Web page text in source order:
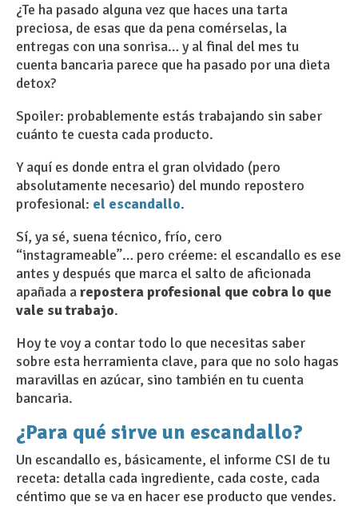
¿Te ha pasado alguna vez que haces una tarta
preciosa, de esas que da pena comérselas, la
entregas con una sonrisa… y al final del mes tu
cuenta bancaria parece que ha pasado por una dieta
detox?
Spoiler: probablemente estás trabajando sin saber
cuánto te cuesta cada producto.
Y aquí es donde entra el gran olvidado (pero
absolutamente necesario) del mundo repostero
profesional: el escandallo.
Sí, ya sé, suena técnico, frío, cero
“instagrameable”… pero créeme: el escandallo es ese
antes y después que marca el salto de aficionada
apañada arepostera profesional que cobra lo que
vale su trabajo.
Hoy te voy a contar todo lo que necesitas saber
sobre esta herramienta clave, para que no solo hagas
maravillas en azúcar, sino también en tu cuenta
bancaria.
¿Para qué sirve un escandallo?
Un escandallo es, básicamente, el informe CSI de tu
receta: detalla cada ingrediente, cada coste, cada
céntimo que se va en hacer ese producto que vendes.